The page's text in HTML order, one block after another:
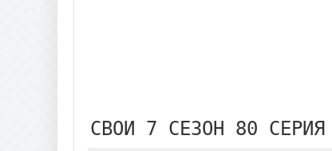
СВОИ 7 СЕЗОН 80